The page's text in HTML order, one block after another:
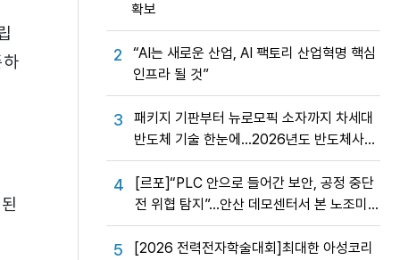
확보
2
“AI는 새로운 산업, AI 팩토리 산업혁명 핵심
인프라 될 것”
3
패키지 기판부터 뉴로모픽 소자까지 차세대
반도체 기술 한눈에…2026년도 반도체사업
성과교류회
4
[르포]“PLC 안으로 들어간 보안, 공정 중단
전 위협 탐지”…안산 데모센터서 본 노조미
네트웍스 OT 보안의 실제
5
[2026 전력전자학술대회]최대한 아성코리